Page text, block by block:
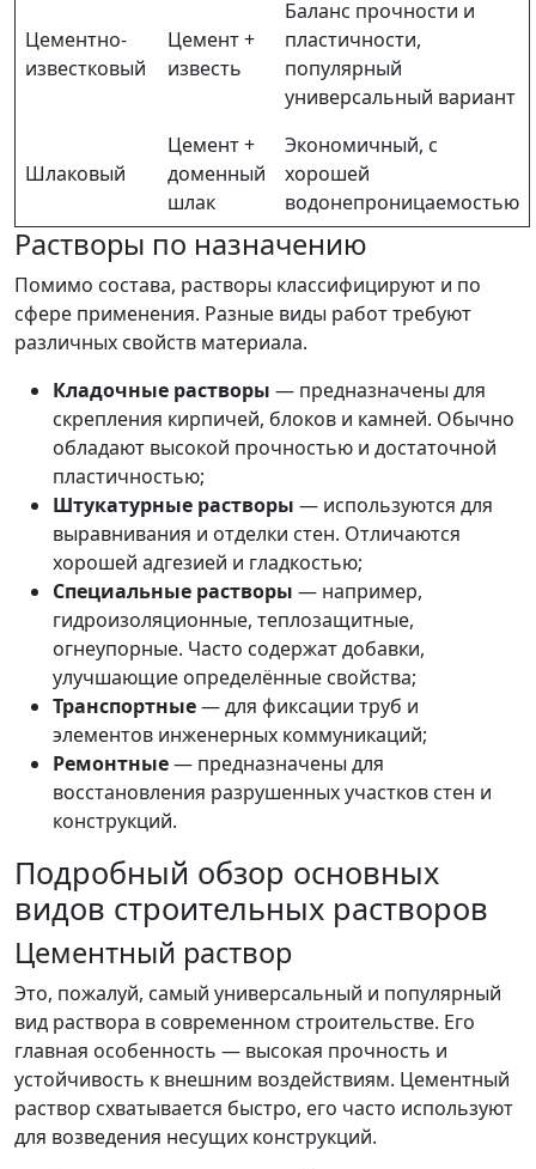
Цементно-
известковый
Цемент +
известь
Баланс прочности и
пластичности,
популярный
универсальный вариант
Шлаковый
Цемент +
доменный
шлак
Экономичный, с
хорошей
водонепроницаемостью
Растворы по назначению
Помимо состава, растворы классифицируют и по
сфере применения. Разные виды работ требуют
различных свойств материала.
Кладочные растворы — предназначены для
скрепления кирпичей, блоков и камней. Обычно
обладают высокой прочностью и достаточной
пластичностью;
Штукатурные растворы — используются для
выравнивания и отделки стен. Отличаются
хорошей адгезией и гладкостью;
Специальные растворы — например,
гидроизоляционные, теплозащитные,
огнеупорные. Часто содержат добавки,
улучшающие определённые свойства;
Транспортные— для фиксации труб и
элементов инженерных коммуникаций;
Ремонтные— предназначены для
восстановления разрушенных участков стен и
конструкций.
Подробный обзор основных
видов строительных растворов
Цементный раствор
Это, пожалуй, самый универсальный и популярный
вид раствора в современном строительстве. Его
главная особенность — высокая прочность и
устойчивость к внешним воздействиям. Цементный
раствор схватывается быстро, его часто используют
для возведения несущих конструкций.